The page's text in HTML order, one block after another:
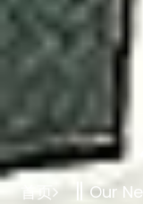
首页 Our